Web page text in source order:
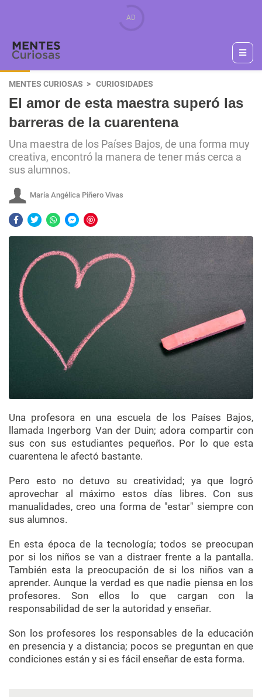
MENTES CURIOSAS CURIOSIDADES
El amor de esta maestra superó las
barreras de la cuarentena
Una maestra de los Países Bajos, de una forma muy
creativa, encontró la manera de tener más cerca a
sus alumnos.
María Angélica Piñero Vivas
Una profesora en una escuela de los Países Bajos,
llamada Ingerborg Van der Duin; adora compartir con
sus con sus estudiantes pequeños. Por lo que esta
cuarentena le afectó bastante.
Pero esto no detuvo su creatividad; ya que logró
aprovechar al máximo estos días libres. Con sus
manualidades, creo una forma de "estar" siempre con
sus alumnos.
En esta época de la tecnología; todos se preocupan
por si los niños se van a distraer frente a la pantalla.
También esta la preocupación de si los niños van a
aprender. Aunque la verdad es que nadie piensa en los
profesores. Son ellos lo que cargan con la
responsabilidad de ser la autoridad y enseñar.
Son los profesores los responsables de la educación
en presencia y a distancia; pocos se preguntan en que
condiciones están y si es fácil enseñar de esta forma.